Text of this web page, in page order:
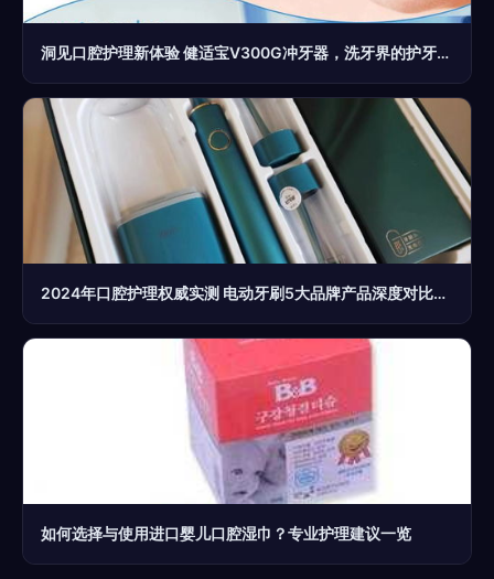
洞见口腔护理新体验 健适宝V300G冲牙器，洗牙界的护牙清道夫
2024年口腔护理权威实测 电动牙刷5大品牌产品深度对比，谁才是真正的天花板？
如何选择与使用进口婴儿口腔湿巾？专业护理建议一览